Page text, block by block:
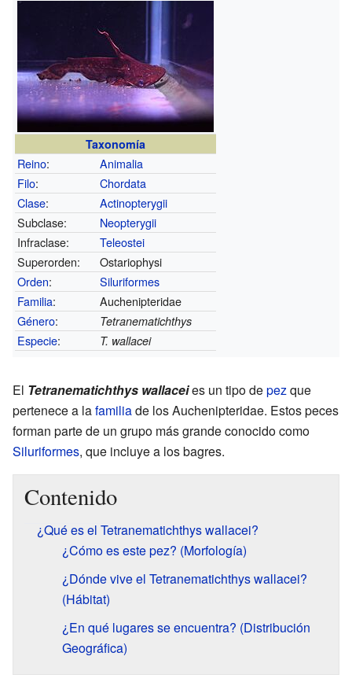
Taxonomía
Reino:
Animalia
Filo:
Chordata
Clase:
Actinopterygii
Subclase:
Neopterygii
Infraclase:
Teleostei
Superorden:
Ostariophysi
Orden:
Siluriformes
Familia:
Auchenipteridae
Género: Tetranematichthys
Especie: T. wallacei
El Tetranematichthys wallaceies un tipo depezque
pertenece a lafamiliade los Auchenipteridae. Estos peces
forman parte de un grupo más grande conocido como
Siluriformes, que incluye a los bagres.
Contenido
¿Qué es el Tetranematichthys wallacei?
¿Cómo es este pez? (Morfología)
¿Dónde vive el Tetranematichthys wallacei?
(Hábitat)
¿En qué lugares se encuentra? (Distribución
Geográfica)